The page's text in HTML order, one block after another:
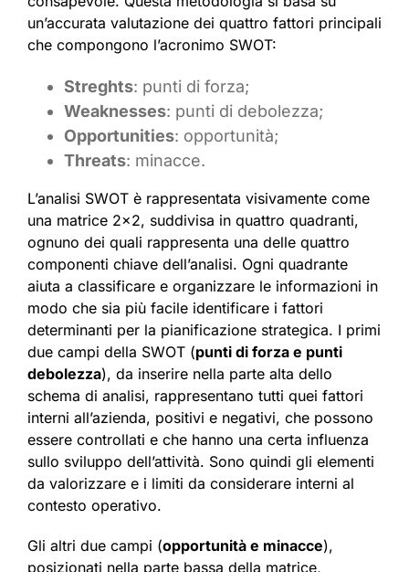
un’accurata valutazione dei quattro fattori principali
che compongono l’acronimo SWOT:
Streghts: punti di forza;
Weaknesses: punti di debolezza;
Opportunities: opportunità;
Threats: minacce.
L’analisi SWOT è rappresentata visivamente come
una matrice 2×2, suddivisa in quattro quadranti,
ognuno dei quali rappresenta una delle quattro
componenti chiave dell’analisi. Ogni quadrante
aiuta a classificare e organizzare le informazioni in
modo che sia più facile identificare i fattori
determinanti per la pianificazione strategica. I primi
due campi della SWOT (punti di forza e punti
debolezza), da inserire nella parte alta dello
schema di analisi, rappresentano tutti quei fattori
interni all’azienda, positivi e negativi, che possono
essere controllati e che hanno una certa influenza
sullo sviluppo dell’attività. Sono quindi gli elementi
da valorizzare e i limiti da considerare interni al
contesto operativo.
Gli altri due campi (opportunità e minacce),
posizionati nella parte bassa della matrice,